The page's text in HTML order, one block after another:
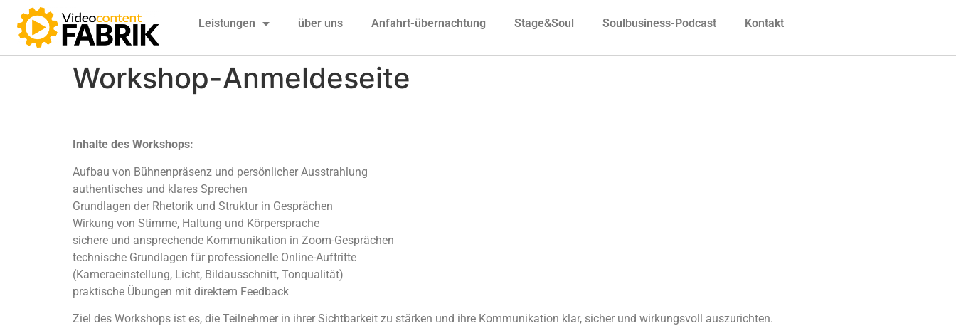
Leistungen über uns Anfahrt-übernachtung Stage&Soul Soulbusiness-Podcast Kontakt
Workshop-Anmeldeseite
Inhalte des Workshops:
Aufbau von Bühnenpräsenz und persönlicher Ausstrahlung
authentisches und klares Sprechen
Grundlagen der Rhetorik und Struktur in Gesprächen
Wirkung von Stimme, Haltung und Körpersprache
sichere und ansprechende Kommunikation in Zoom-Gesprächen
technische Grundlagen für professionelle Online-Auftritte
(Kameraeinstellung, Licht, Bildausschnitt, Tonqualität)
praktische Übungen mit direktem Feedback
Ziel des Workshops ist es, die Teilnehmer in ihrer Sichtbarkeit zu stärken und ihre Kommunikation klar, sicher und wirkungsvoll auszurichten.